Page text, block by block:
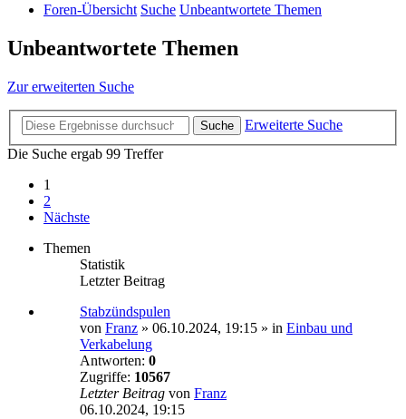
Foren-Übersicht Suche Unbeantwortete Themen
Unbeantwortete Themen
Zur erweiterten Suche
Suche
Erweiterte Suche
Die Suche ergab 99 Treffer
1
2
Nächste
Themen
Statistik
Letzter Beitrag
Stabzündspulen
von Franz » 06.10.2024, 19:15 » in Einbau und
Verkabelung
Antworten: 0
Zugriffe: 10567
Letzter Beitrag von Franz
06.10.2024, 19:15